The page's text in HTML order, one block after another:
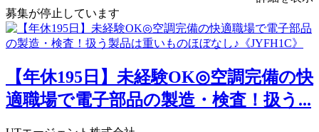
募集が停止しています
【年休195日】未経験OK◎空調完備の快
適職場で電子部品の製造・検査！扱う...